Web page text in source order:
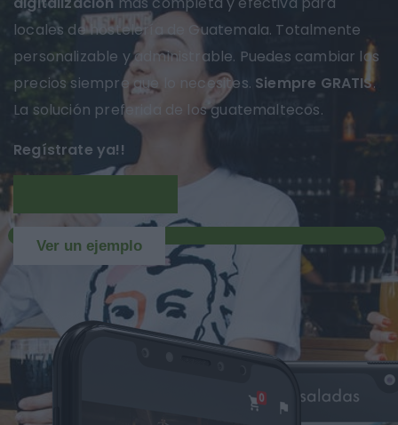
locales de hostelería de Guatemala. Totalmente
personalizable y administrable. Puedes cambiar los
precios siempre que lo necesites. Siempre GRATIS.
La solución preferida de los guatemaltecos.
Regístrate ya!!
Ver un ejemplo